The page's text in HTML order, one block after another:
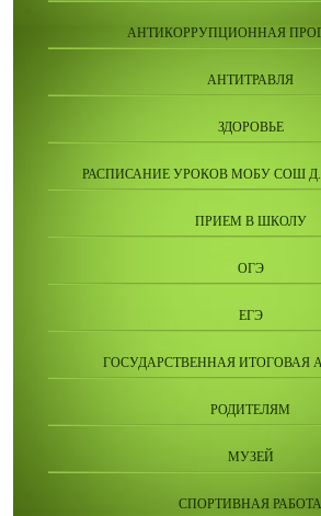
АНТИКОРРУПЦИОННАЯ
АНТИТРАВЛЯ
ЗДОРОВЬЕ
РАСПИСАНИЕ УРОКОВ МОБУ СОШ
ПРИЕМ В ШКОЛУ
ОГЭ
ЕГЭ
ГОСУДАРСТВЕННАЯ ИТОГОВАЯ
РОДИТЕЛЯМ
МУЗЕЙ
СПОРТИВНАЯ РАБОТА